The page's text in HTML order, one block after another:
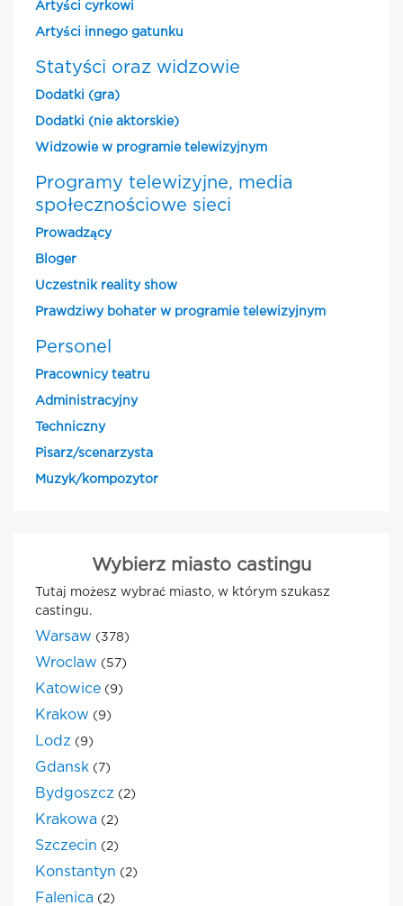
Artyści cyrkowi
Artyści innego gatunku
Statyści oraz widzowie
Dodatki (gra)
Dodatki (nie aktorskie)
Widzowie w programie telewizyjnym
Programy telewizyjne, media
społecznościowe sieci
Prowadzący
Bloger
Uczestnik reality show
Prawdziwy bohater w programie telewizyjnym
Personel
Pracownicy teatru
Administracyjny
Techniczny
Pisarz/scenarzysta
Muzyk/kompozytor
Wybierz miasto castingu
Tutaj możesz wybrać miasto, w którym szukasz
castingu.
Warsaw (378)
Wroclaw (57)
Katowice (9)
Krakow (9)
Lodz (9)
Gdansk (7)
Bydgoszcz (2)
Krakowa (2)
Szczecin (2)
Konstantyn (2)
Falenica (2)